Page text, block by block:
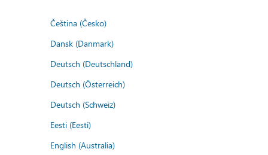
Čeština (Česko)
Dansk (Danmark)
Deutsch (Deutschland)
Deutsch (Österreich)
Deutsch (Schweiz)
Eesti (Eesti)
English (Australia)